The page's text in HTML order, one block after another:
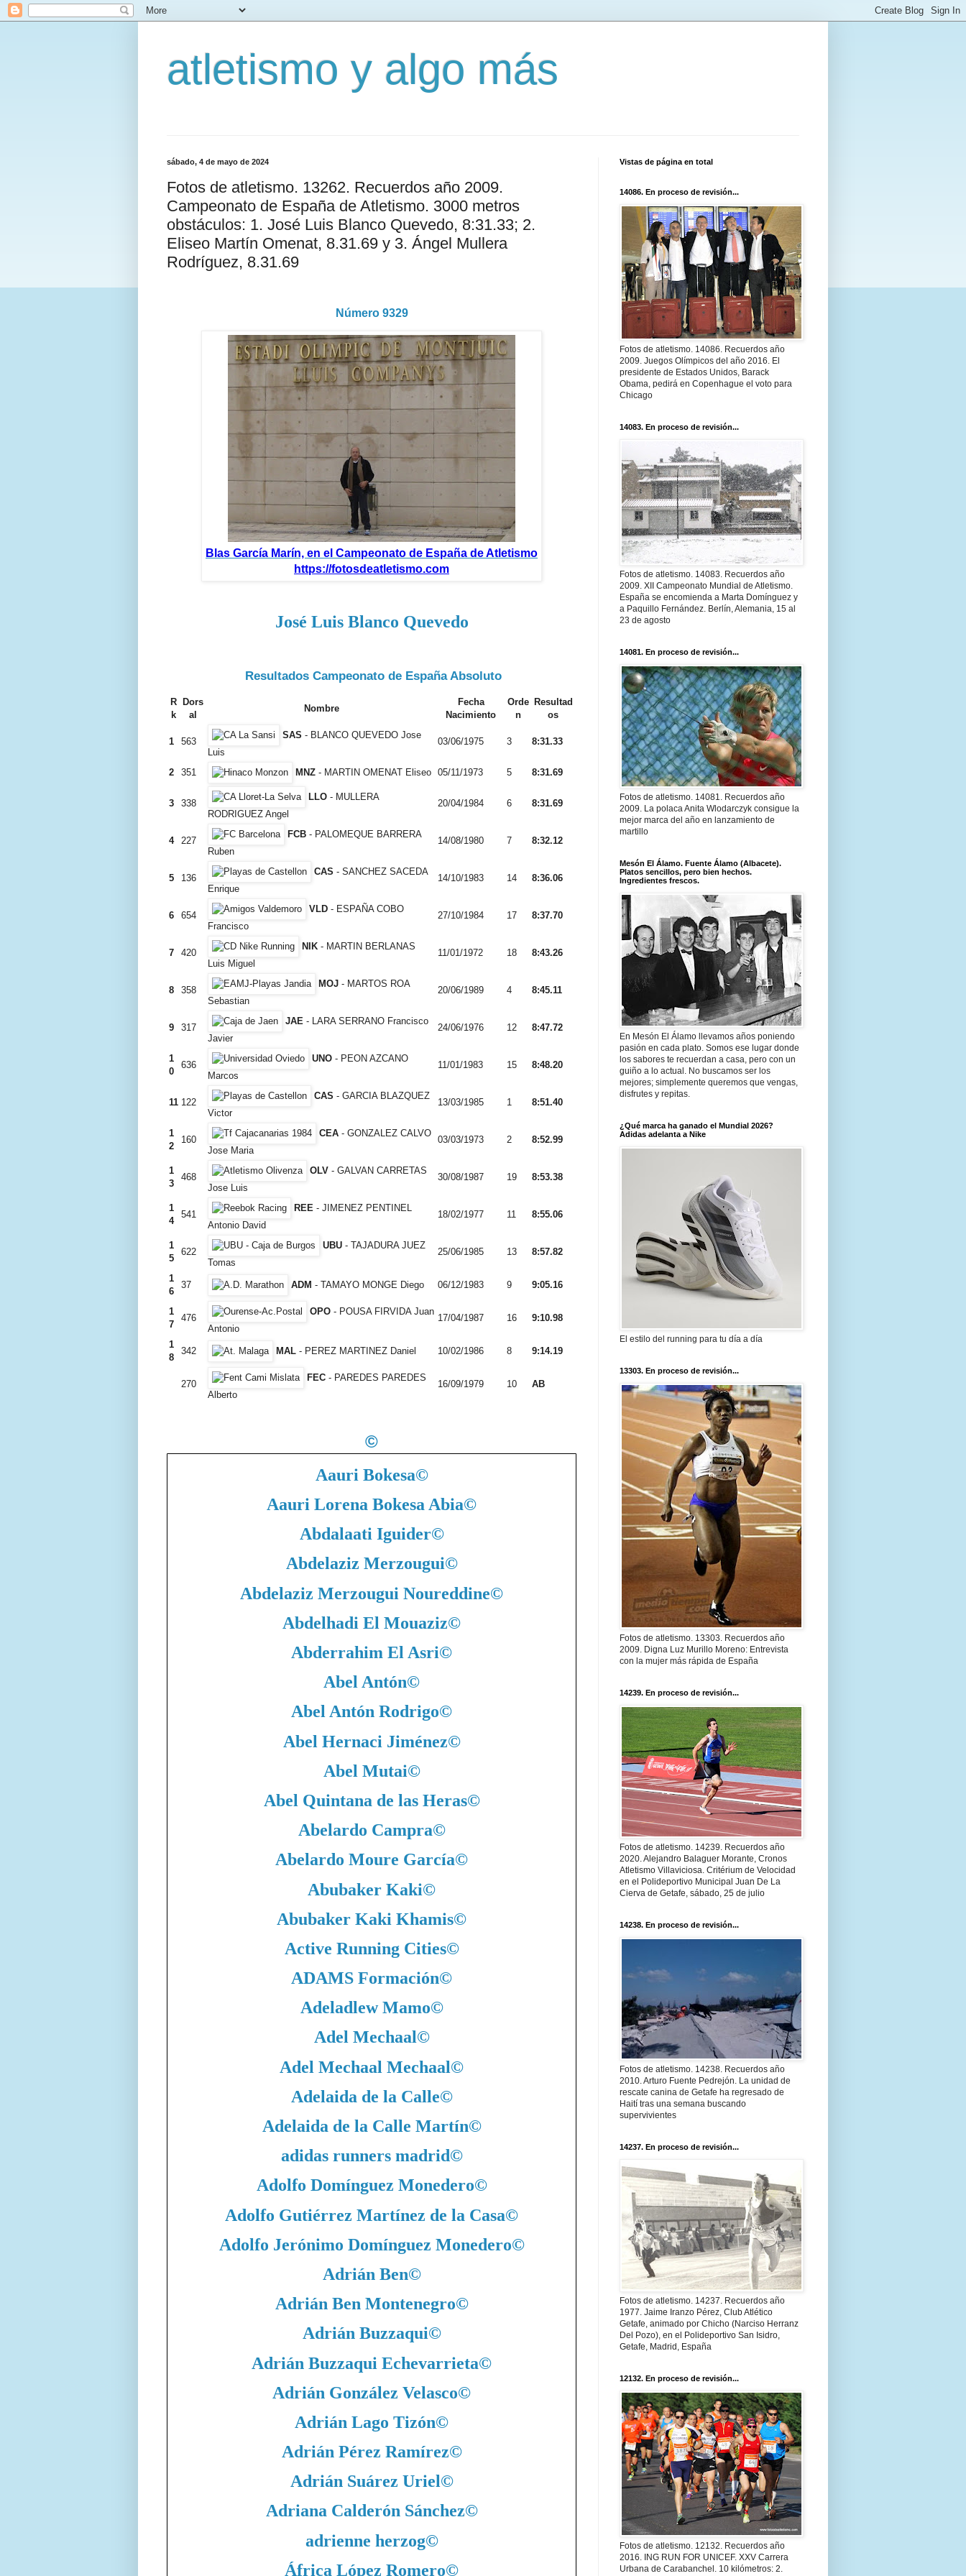
atletismo y algo más
sábado, 4 de mayo de 2024
Fotos de atletismo. 13262. Recuerdos año 2009.
Campeonato de España de Atletismo. 3000 metros
obstáculos: 1. José Luis Blanco Quevedo, 8:31.33; 2.
Eliseo Martín Omenat, 8.31.69 y 3. Ángel Mullera
Rodríguez, 8.31.69
Número 9329
Blas García Marín, en el Campeonato de España de Atletismo
https://fotosdeatletismo.com
José Luis Blanco Quevedo
Resultados Campeonato de España Absoluto
R
k
Dors
al
Nombre
Fecha
Nacimiento
Orde
n
Resultad
os
1 563
SAS - BLANCO QUEVEDO Jose
Luis
03/06/1975 3 8:31.33
2 351 MNZ - MARTIN OMENAT Eliseo 05/11/1973 5 8:31.69
3 338
LLO - MULLERA
RODRIGUEZ Angel
20/04/1984 6 8:31.69
4 227
FCB - PALOMEQUE BARRERA
Ruben
14/08/1980 7 8:32.12
5 136
CAS - SANCHEZ SACEDA
Enrique
14/10/1983 14 8:36.06
6 654
VLD - ESPAÑA COBO
Francisco
27/10/1984 17 8:37.70
7 420
NIK - MARTIN BERLANAS
Luis Miguel
11/01/1972 18 8:43.26
8 358
MOJ - MARTOS ROA
Sebastian
20/06/1989 4 8:45.11
9 317
JAE - LARA SERRANO Francisco
Javier
24/06/1976 12 8:47.72
1
0
636
UNO - PEON AZCANO
Marcos
11/01/1983 15 8:48.20
11 122
CAS - GARCIA BLAZQUEZ
Victor
13/03/1985 1 8:51.40
1
2
160
CEA - GONZALEZ CALVO
Jose Maria
03/03/1973 2 8:52.99
1
3
468
OLV - GALVAN CARRETAS
Jose Luis
30/08/1987 19 8:53.38
1
4
541
REE - JIMENEZ PENTINEL
Antonio David
18/02/1977 11 8:55.06
1
5
622
UBU - TAJADURA JUEZ
Tomas
25/06/1985 13 8:57.82
1
6
37 ADM - TAMAYO MONGE Diego 06/12/1983 9 9:05.16
1
7
476
OPO - POUSA FIRVIDA Juan
Antonio
17/04/1987 16 9:10.98
1
8
342 MAL - PEREZ MARTINEZ Daniel 10/02/1986 8 9:14.19
270
FEC - PAREDES PAREDES
Alberto
16/09/1979 10 AB
©
Aauri Bokesa©
Aauri Lorena Bokesa Abia©
Abdalaati Iguider©
Abdelaziz Merzougui©
Abdelaziz Merzougui Noureddine©
Abdelhadi El Mouaziz©
Abderrahim El Asri©
Abel Antón©
Abel Antón Rodrigo©
Abel Hernaci Jiménez©
Abel Mutai©
Abel Quintana de las Heras©
Abelardo Campra©
Abelardo Moure García©
Abubaker Kaki©
Abubaker Kaki Khamis©
Active Running Cities©
ADAMS Formación©
Adeladlew Mamo©
Adel Mechaal©
Adel Mechaal Mechaal©
Adelaida de la Calle©
Adelaida de la Calle Martín©
adidas runners madrid©
Adolfo Domínguez Monedero©
Adolfo Gutiérrez Martínez de la Casa©
Adolfo Jerónimo Domínguez Monedero©
Adrián Ben©
Adrián Ben Montenegro©
Adrián Buzzaqui©
Adrián Buzzaqui Echevarrieta©
Adrián González Velasco©
Adrián Lago Tizón©
Adrián Pérez Ramírez©
Adrián Suárez Uriel©
Adriana Calderón Sánchez©
adrienne herzog©
África López Romero©
Vistas de página en total
14086. En proceso de revisión...
Fotos de atletismo. 14086. Recuerdos año
2009. Juegos Olímpicos del año 2016. El
presidente de Estados Unidos, Barack
Obama, pedirá en Copenhague el voto para
Chicago
14083. En proceso de revisión...
Fotos de atletismo. 14083. Recuerdos año
2009. XII Campeonato Mundial de Atletismo.
España se encomienda a Marta Domínguez y
a Paquillo Fernández. Berlín, Alemania, 15 al
23 de agosto
14081. En proceso de revisión...
Fotos de atletismo. 14081. Recuerdos año
2009. La polaca Anita Wlodarczyk consigue la
mejor marca del año en lanzamiento de
martillo
Mesón El Álamo. Fuente Álamo (Albacete).
Platos sencillos, pero bien hechos.
Ingredientes frescos.
En Mesón El Álamo llevamos años poniendo
pasión en cada plato. Somos ese lugar donde
los sabores te recuerdan a casa, pero con un
guiño a lo actual. No buscamos ser los
mejores; simplemente queremos que vengas,
disfrutes y repitas.
¿Qué marca ha ganado el Mundial 2026?
Adidas adelanta a Nike
El estilo del running para tu día a día
13303. En proceso de revisión...
Fotos de atletismo. 13303. Recuerdos año
2009. Digna Luz Murillo Moreno: Entrevista
con la mujer más rápida de España
14239. En proceso de revisión...
Fotos de atletismo. 14239. Recuerdos año
2020. Alejandro Balaguer Morante, Cronos
Atletismo Villaviciosa. Critérium de Velocidad
en el Polideportivo Municipal Juan De La
Cierva de Getafe, sábado, 25 de julio
14238. En proceso de revisión...
Fotos de atletismo. 14238. Recuerdos año
2010. Arturo Fuente Pedrejón. La unidad de
rescate canina de Getafe ha regresado de
Haití tras una semana buscando
supervivientes
14237. En proceso de revisión...
Fotos de atletismo. 14237. Recuerdos año
1977. Jaime Iranzo Pérez, Club Atlético
Getafe, animado por Chicho (Narciso Herranz
Del Pozo), en el Polideportivo San Isidro,
Getafe, Madrid, España
12132. En proceso de revisión...
Fotos de atletismo. 12132. Recuerdos año
2016. ING RUN FOR UNICEF. XXV Carrera
Urbana de Carabanchel. 10 kilómetros: 2.